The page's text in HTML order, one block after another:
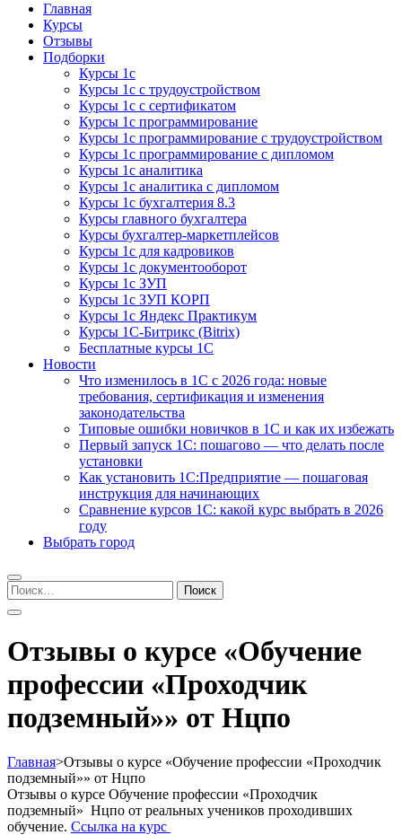
Курсы 1С
Курсы 1С официальная сертификация
Главная
Курсы
Отзывы
Подборки
Курсы 1с
Курсы 1с с трудоустройством
Курсы 1с с сертификатом
Курсы 1с программирование
Курсы 1с программирование с трудоустройством
Курсы 1с программирование с дипломом
Курсы 1с аналитика
Курсы 1с аналитика с дипломом
Курсы 1с бухгалтерия 8.3
Курсы главного бухгалтера
Курсы бухгалтер-маркетплейсов
Курсы 1с для кадровиков
Курсы 1с документооборот
Курсы 1с ЗУП
Курсы 1с ЗУП КОРП
Курсы 1с Яндекс Практикум
Курсы 1С-Битрикс (Bitrix)
Бесплатные курсы 1С
Новости
Что изменилось в 1С с 2026 года: новые
требования, сертификация и изменения
законодательства
Типовые ошибки новичков в 1С и как их избежать
Первый запуск 1С: пошагово — что делать после
установки
Как установить 1С:Предприятие — пошаговая
инструкция для начинающих
Сравнение курсов 1С: какой курс выбрать в 2026
году
Выбрать город
Найти:
Отзывы о курсе «Обучение
профессии «Проходчик
подземный»» от Нцпо
Главная>Отзывы о курсе «Обучение профессии «Проходчик
подземный»» от Нцпо
Отзывы о курсе Обучение профессии «Проходчик
подземный» Нцпо от реальных учеников проходивших
обучение. Ссылка на курс